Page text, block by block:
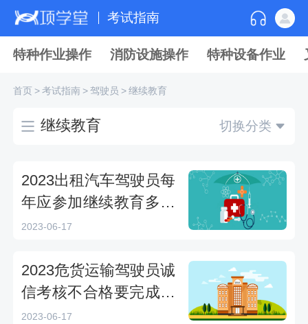
考试指南
特种作业操作 消防设施操作 特种设备作业
首页>考试指南>驾驶员 >继续教育
继续教育 切换分类
2023出租汽车驾驶员每
年应参加继续教育多少
学时？
2023-06-17
2023危货运输驾驶员诚
信考核不合格要完成继
续教育多少学时？
2023-06-17